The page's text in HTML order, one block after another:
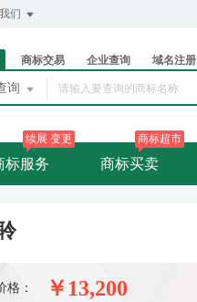
们
商标交易 企业查询 域名注册
询
标服务
续展 变更
商标买卖
商标超市
格： ￥13,200